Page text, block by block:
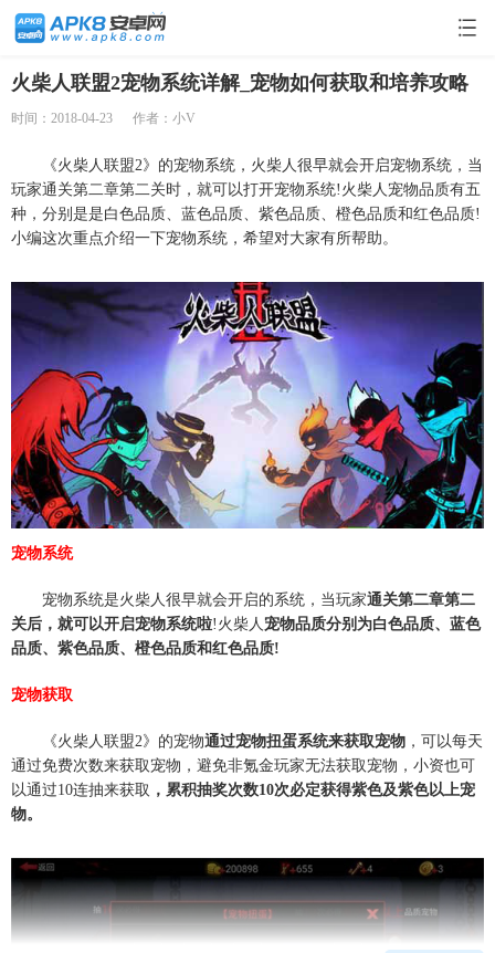
火柴人联盟2宠物系统详解_宠物如何获取和培养攻略
时间：2018-04-23 作者：小V
《火柴人联盟2》的宠物系统，火柴人很早就会开启宠物系统，当
玩家通关第二章第二关时，就可以打开宠物系统!火柴人宠物品质有五
种，分别是是白色品质、蓝色品质、紫色品质、橙色品质和红色品质!
小编这次重点介绍一下宠物系统，希望对大家有所帮助。
宠物系统
宠物系统是火柴人很早就会开启的系统，当玩家通关第二章第二
关后，就可以开启宠物系统啦!火柴人 宠物品质分别为白色品质、蓝色
品质、紫色品质、橙色品质和红色品质!
宠物获取
《火柴人联盟2》的宠物通过宠物扭蛋系统来获取宠物 ，可以每天
通过免费次数来获取宠物，避免非氪金玩家无法获取宠物，小资也可
以通过10连抽来获取 ，累积抽奖次数10次必定获得紫色及紫色以上宠
物。